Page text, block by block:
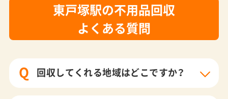
東戸塚駅の不用品回収
よくある質問
Q 回収してくれる地域はどこですか？